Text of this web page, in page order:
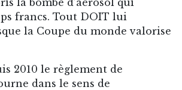
la bombe d’aérosol qui
francs. Tout DOIT lui
la Coupe du monde valorise
2010 le règlement de
dans le sens de